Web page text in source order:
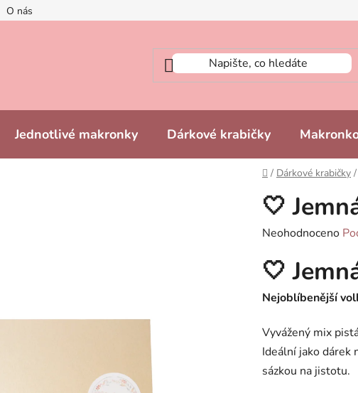
O nás
Jednotlivé makronky Dárkové krabičky
Domů
/ Dárkové krabičky /
🤍
Průměrné
produktu
je
z
5
hvězdiček.
Neohodnoceno
🤍
Nejoblíbenější
Vyvážený mix
Ideální jako dárek
sázkou na jistotu.